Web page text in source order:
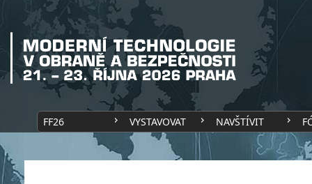
FF26 VYSTAVOVAT NAVŠTÍVIT